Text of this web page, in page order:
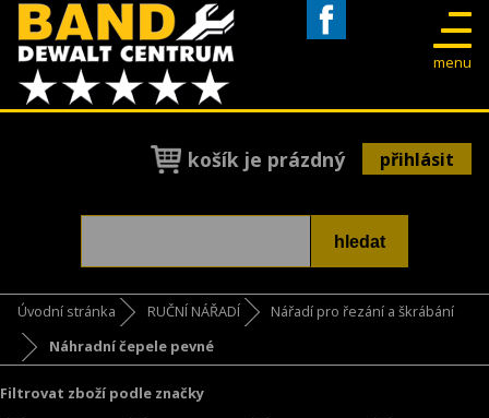
menu
košík je prázdný přihlásit
Úvodní stránka RUČNÍ NÁŘADÍ
Nářadí pro řezání a škrábání
Náhradní čepele pevné
Filtrovat zboží podle značky